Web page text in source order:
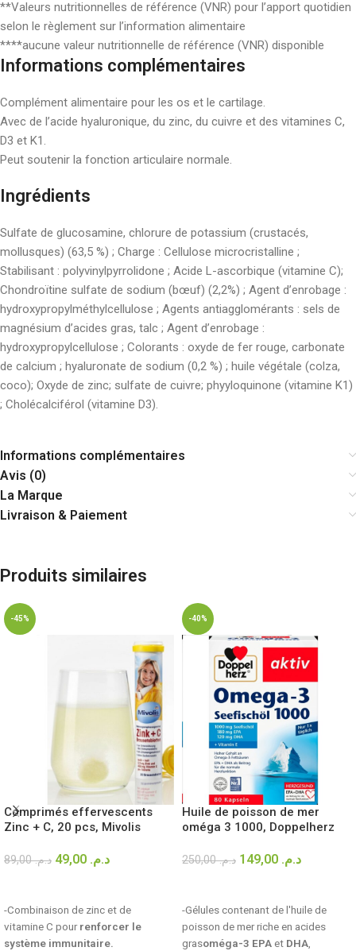
**Valeurs nutritionnelles de référence (VNR) pour l’apport quotidien
selon le règlement sur l’information alimentaire
****aucune valeur nutritionnelle de référence (VNR) disponible
Informations complémentaires
Complément alimentaire pour les os et le cartilage.
Avec de l’acide hyaluronique, du zinc, du cuivre et des vitamines C,
D3 et K1.
Peut soutenir la fonction articulaire normale.
Ingrédients
Sulfate de glucosamine, chlorure de potassium (crustacés,
mollusques) (63,5 %) ; Charge : Cellulose microcristalline ;
Stabilisant : polyvinylpyrrolidone ; Acide L-ascorbique (vitamine C);
Chondroïtine sulfate de sodium (bœuf) (2,2%) ; Agent d’enrobage :
hydroxypropylméthylcellulose ; Agents antiagglomérants : sels de
magnésium d’acides gras, talc ; Agent d’enrobage :
hydroxypropylcellulose ; Colorants : oxyde de fer rouge, carbonate
de calcium ; hyaluronate de sodium (0,2 %) ; huile végétale (colza,
coco); Oxyde de zinc; sulfate de cuivre; phyyloquinone (vitamine K1)
; Cholécalciférol (vitamine D3).
Informations complémentaires
Avis (0)
La Marque
Livraison & Paiement
Produits similaires
-45%
Comprimés effervescents
Zinc + C, 20 pcs, Mivolis
د.م.89,00 د.م.
-Combinaison de zinc et de
vitamine C pourrenforcer le
système immunitaire.
-40%
Huile de poisson de mer
oméga 3 1000, Doppelherz
د.م.250,00 د.م.
-Gélules contenant de l'huile de
poisson de mer riche en acides
grasoméga-3 EPAet DHA